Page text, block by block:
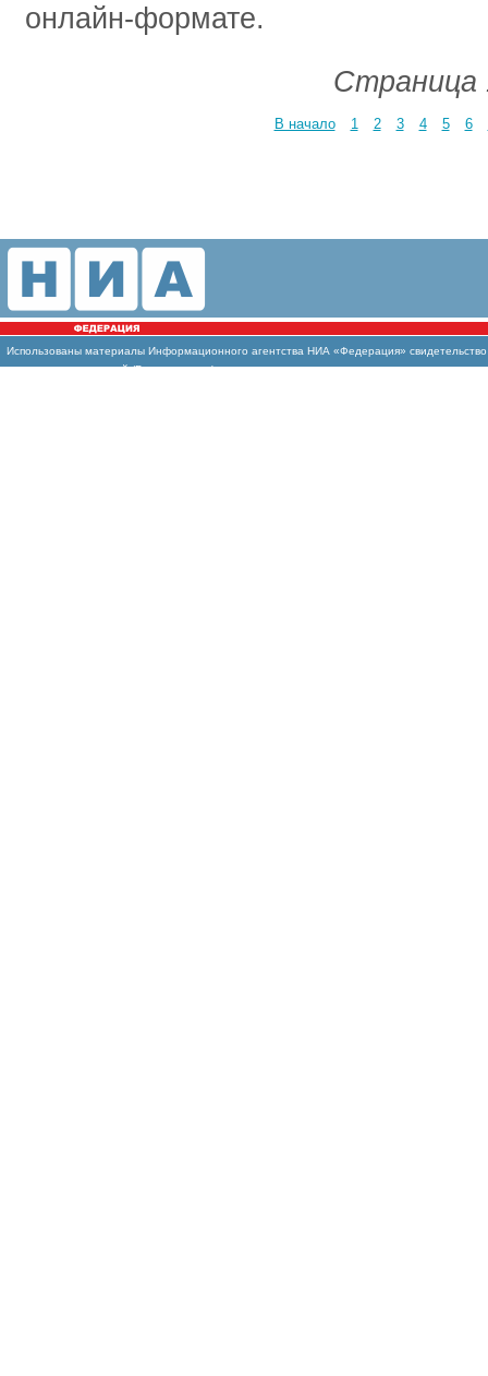
онлайн-формате.
Страница
В начало 1 2 3 4 5 6
Использованы материалы Информационного агентства НИА «Федерация»
массовых коммуникаций (Роскомнадзор)